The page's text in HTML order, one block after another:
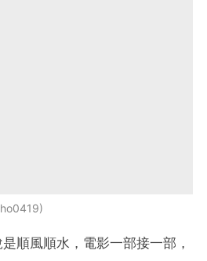
順風順水，電影一部接一部，